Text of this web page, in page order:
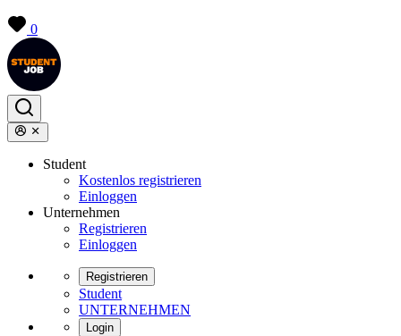
0
Student
Kostenlos registrieren
Einloggen
Unternehmen
Registrieren
Einloggen
Registrieren
Student
UNTERNEHMEN
Login